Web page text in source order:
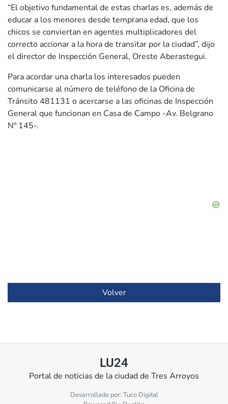
“El objetivo fundamental de estas charlas es, además de
educar a los menores desde temprana edad, que los
chicos se conviertan en agentes multiplicadores del
correcto accionar a la hora de transitar por la ciudad”, dijo
el director de Inspección General, Oreste Aberastegui.
Para acordar una charla los interesados pueden
comunicarse al número de teléfono de la Oficina de
Tránsito 481131 o acercarse a las oficinas de Inspección
General que funcionan en Casa de Campo -Av. Belgrano
Nº 145-.
Volver
LU24
Portal de noticias de la ciudad de Tres Arroyos
Desarrollado por: Tuco Digital